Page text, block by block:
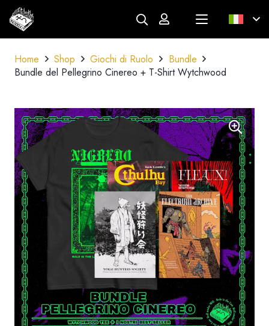
Home Shop Giochi di Ruolo
Bundle
Bundle del Pellegrino Cinereo + T-Shirt Wytchwood